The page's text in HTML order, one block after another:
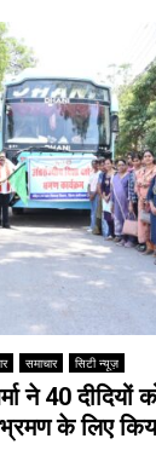
समाचार सिटी न्यूज़
ने 40 दीदियों
के लिए